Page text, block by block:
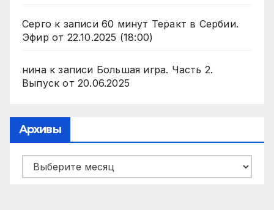
Серго к записи 60 минут Теракт в Сербии.
Эфир от 22.10.2025 (18:00)
нинак записи Большая игра. Часть 2.
Выпуск от 20.06.2025
Архивы
Архивы